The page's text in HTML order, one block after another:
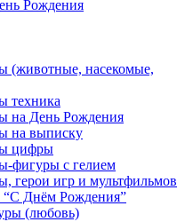
Рождения
(животные, насекомые,
техника
на День Рождения
на выписку
цифры
фигуры с гелием
герои игр и мультфильмов
Днём Рождения”
(любовь)